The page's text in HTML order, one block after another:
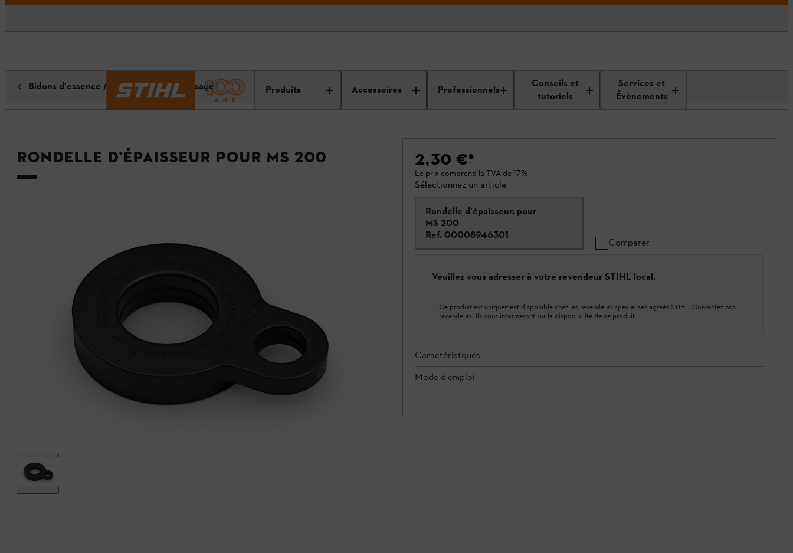
Produits Accessoires Professionnels
Conseils et
tutoriels
Services et
Évènements
Bidons d'essence / systèmes de remplissage
Rondelle d'épaisseur pour MS 200 2,30 €*
Le prix comprend la TVA de 17%.
Sélectionnez un article
Rondelle d'épaisseur, pour
MS 200
Ref. 00008946301
Comparer
Veuillez vous adresser à votre revendeur STIHL local.
Ce produit est uniquement disponible chez les revendeurs spécialisés agréés STIHL. Contactez nos
revendeurs, ils vous informeront sur la disponibilité de ce produit.
Caractéristques
Mode d'emploi